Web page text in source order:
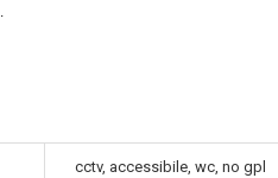
cctv, accessibile, wc, no gpl